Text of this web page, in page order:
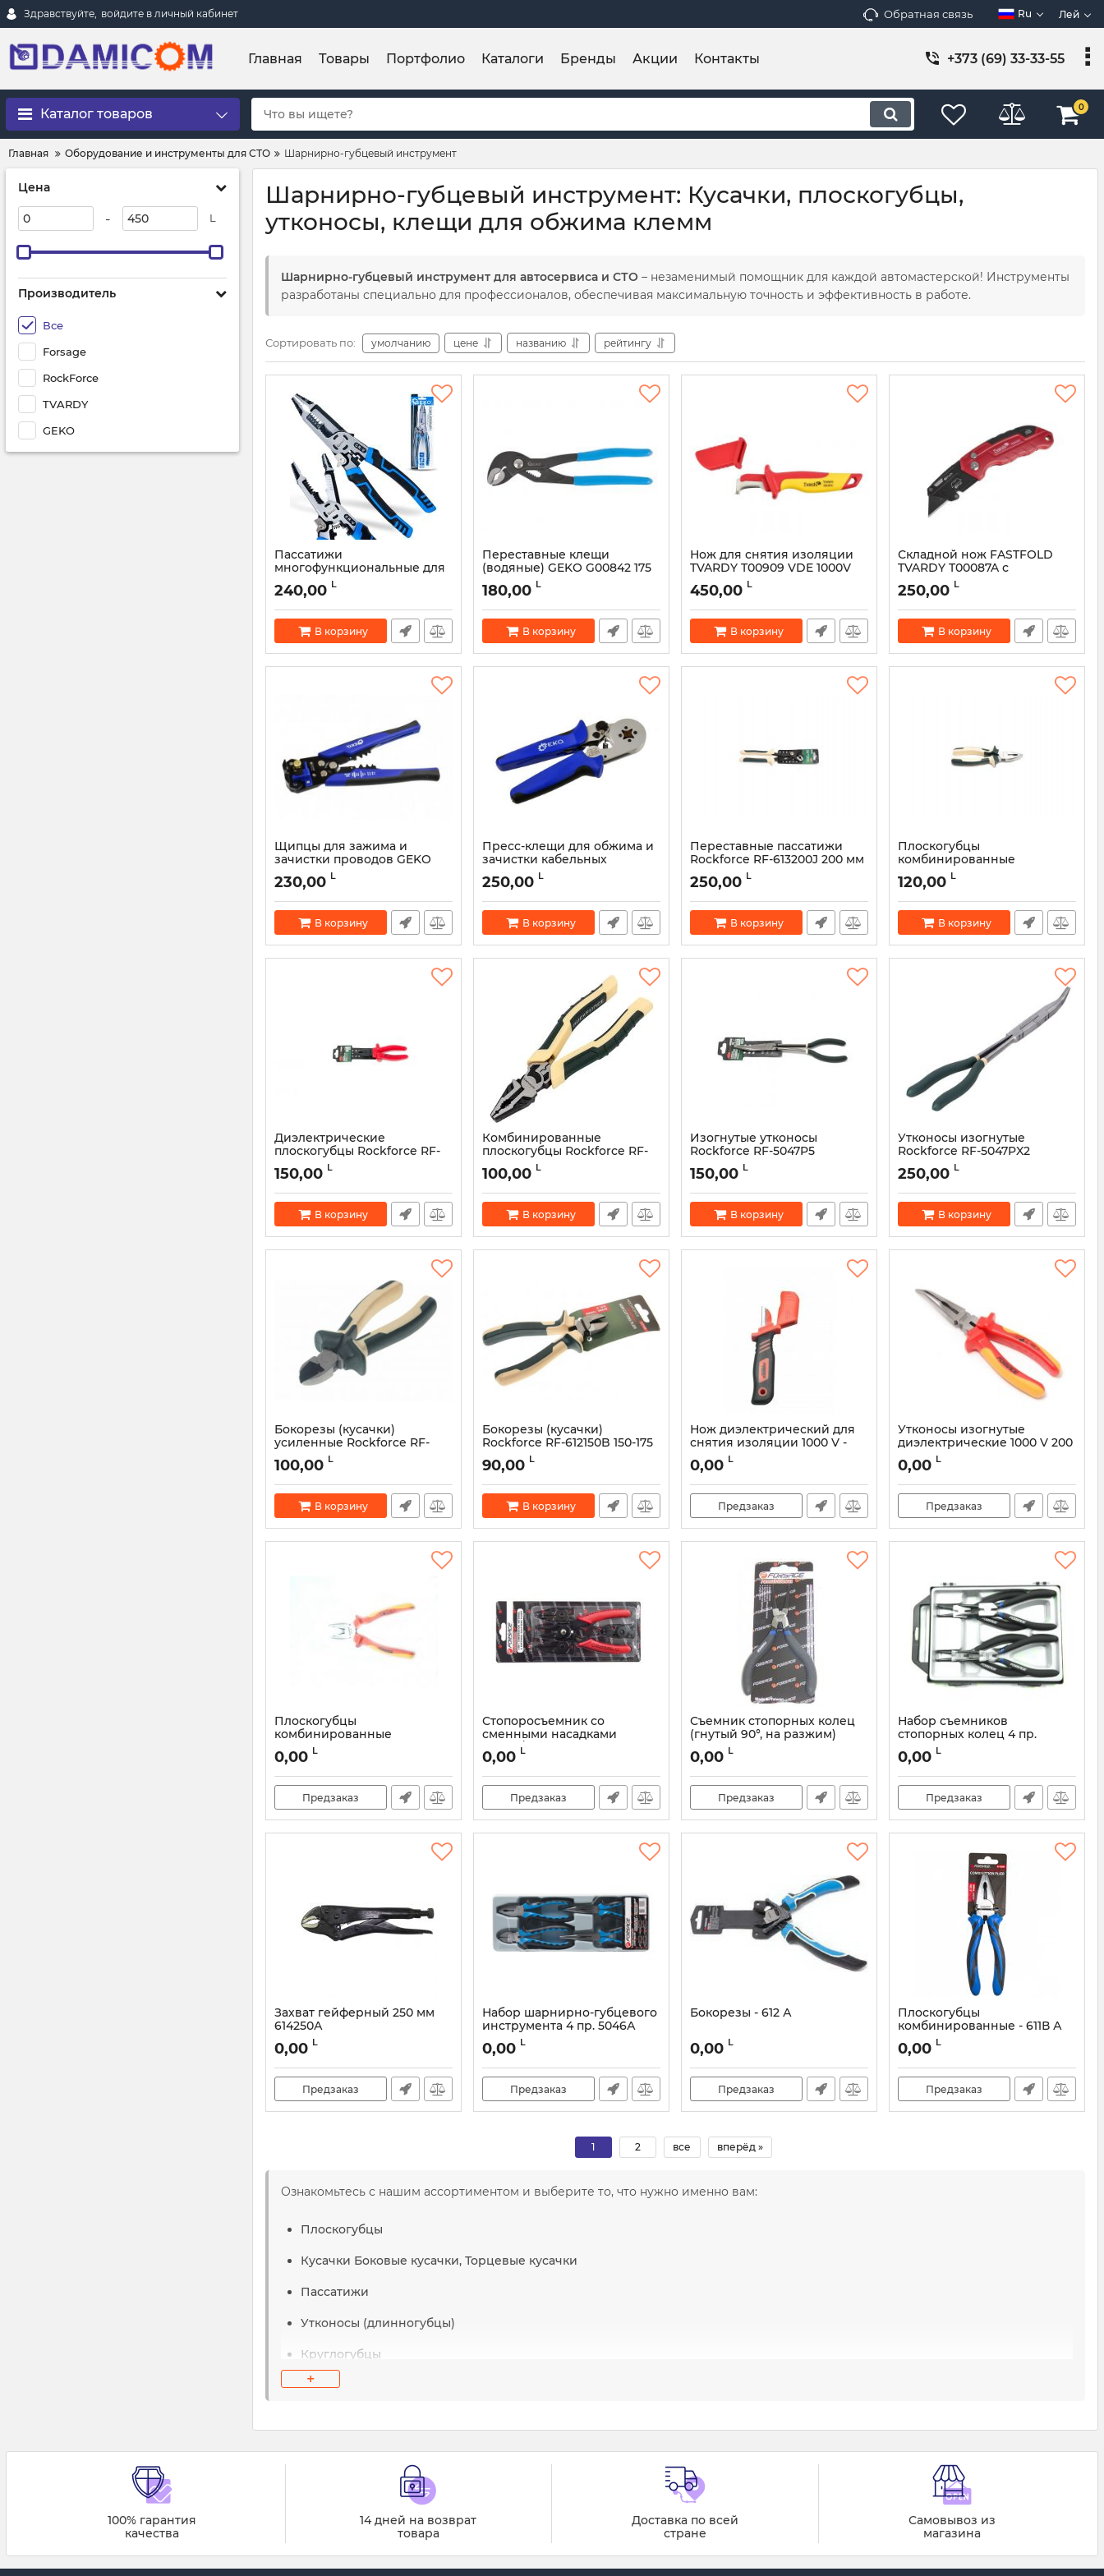
Здравствуйте, войдите в личный кабинет Обратная связь Ru Лей
Главная Товары Портфолио Каталоги Бренды Акции Контакты +373 (69) 33-33-55
Каталог товаров 0
Главная Оборудование и инструменты для СТО Шарнирно-губцевый инструмент
Цена
- L
Производитель
Все
Forsage
RockForce
TVARDY
GEKO
Шарнирно-губцевый инструмент: Кусачки, плоскогубцы,
утконосы, клещи для обжима клемм
Шарнирно-губцевый инструмент для автосервиса и СТО – незаменимый помощник для каждой автомастерской! Инструменты
разработаны специально для профессионалов, обеспечивая максимальную точность и эффективность в работе.
Сортировать по: умолчанию цене названию рейтингу
Пассатижи
многофункциональные для
изоляции 225 мм 9" GEKO —
G01778
Артикул: 52618
240,00 L
В корзину
Переставные клещи
(водяные) GEKO G00842 175
мм с кнопочной
регулировкой
Артикул: 52386
180,00 L
В корзину
Нож для снятия изоляции
TVARDY T00909 VDE 1000V
Артикул: 52267
450,00 L
В корзину
Складной нож FASTFOLD
TVARDY T00087A с
трапециевидным лезвием
(60×19×0,6 мм)
Артикул: 52266
250,00 L
В корзину
Щипцы для зажима и
зачистки проводов GEKO
Артикул: 52151
230,00 L
В корзину
Пресс-клещи для обжима и
зачистки кабельных
наконечников GEKO G01772
Артикул: 52150
250,00 L
В корзину
Переставные пассатижи
Rockforce RF-613200J 200 мм
Артикул: 46405
250,00 L
В корзину
Плоскогубцы
комбинированные
Rockforce RF-611150 Cr-V 150
мм
Артикул: 46386
120,00 L
В корзину
Диэлектрические
плоскогубцы Rockforce RF-
6994A150, 1000V, 150 мм
Артикул: 50770
150,00 L
В корзину
Комбинированные
плоскогубцы Rockforce RF-
611Q160 160 мм
Артикул: 50934
100,00 L
В корзину
Изогнутые утконосы
Rockforce RF-5047P5
Артикул: 50774
150,00 L
В корзину
Утконосы изогнутые
Rockforce RF-5047PX2
Артикул: 46378
250,00 L
В корзину
Бокорезы (кусачки)
усиленные Rockforce RF-
612B150 150 mm
Артикул: 46380
100,00 L
В корзину
Бокорезы (кусачки)
Rockforce RF-612150B 150-175
Артикул:
90,00 L
В корзину
Нож диэлектрический для
снятия изоляции 1000 V -
0,00 L
Предзаказ
Утконосы изогнутые
диэлектрические 1000 V 200
мм - 6902200
0,00 L
Предзаказ
Плоскогубцы
комбинированные
диэлектрические
0,00 L
Предзаказ
Стопоросъемник со
сменными насадками
(сжим/разжим) 4 пр. 904U3
0,00 L
Предзаказ
Съемник стопорных колец
(гнутый 90°, на разжим)
0,00 L
Предзаказ
Набор съемников
стопорных колец 4 пр.
0,00 L
Предзаказ
Захват гейферный 250 мм
614250А
0,00 L
Предзаказ
Набор шарнирно-губцевого
инструмента 4 пр. 5046А
0,00 L
Предзаказ
Бокорезы - 612 А
0,00 L
Предзаказ
Плоскогубцы
комбинированные - 611В А
0,00 L
Предзаказ
1 2 все вперёд »
Ознакомьтесь с нашим ассортиментом и выберите то, что нужно именно вам:
Плоскогубцы
Кусачки Боковые кусачки, Торцевые кусачки
Пассатижи
Утконосы (длинногубцы)
Круглогубцы
Разжимные клещи
Гибкие удлинители
Захваты для мелких деталей
+
100% гарантия
качества
14 дней на возврат
товара
Доставка по всей
стране
Самовывоз из
магазина